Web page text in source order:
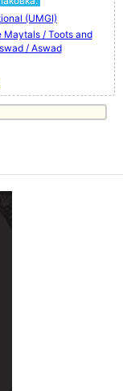
(UMGI)
Maytals / Toots and
/ Aswad